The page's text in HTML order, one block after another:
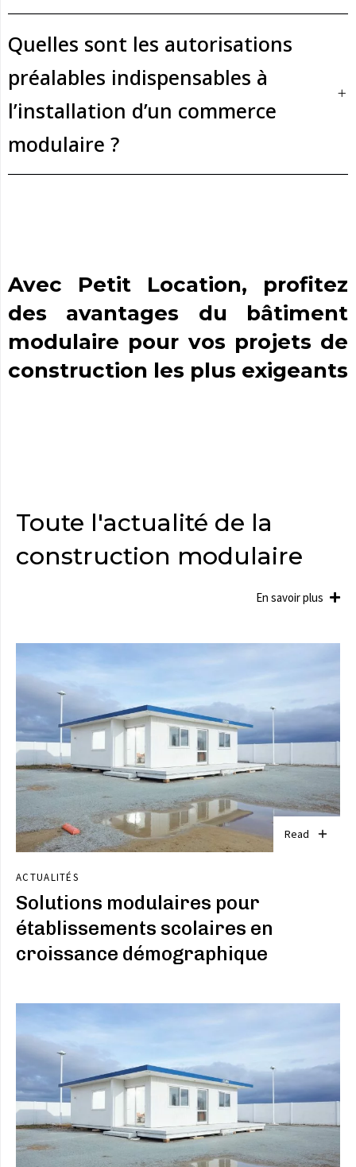
Quelles sont les autorisations
préalables indispensables à
l’installation d’un commerce
modulaire ?
Avec Petit Location, profitez
des avantages du bâtiment
modulaire pour vos projets de
construction les plus exigeants
Toute l'actualité de la
construction modulaire
En savoirplus
Read
ACTUALITÉS
Solutions modulaires pour
établissements scolaires en
croissance démographique